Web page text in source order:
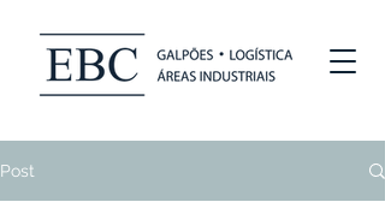
Post